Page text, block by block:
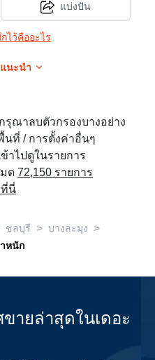
ไว้คืออะไร
แบ่งปัน
แนะนำ
ณาลบตัวกรองบางอย่าง
ที่ / การตั้งค่าอื่นๆ
าไปดูในรายการ
ด 72,150 รายการ
ที่นี่
ชลบุรี > บางละมุง >
หนัก
ายล่าสุดในเดอะ